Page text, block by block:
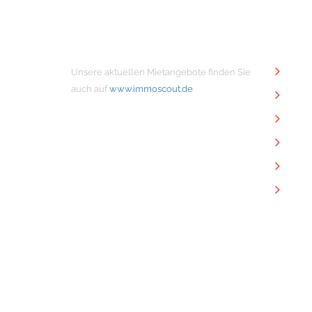
Unsere aktuellen Mietangebote finden Sie
auch auf www.immoscout.de